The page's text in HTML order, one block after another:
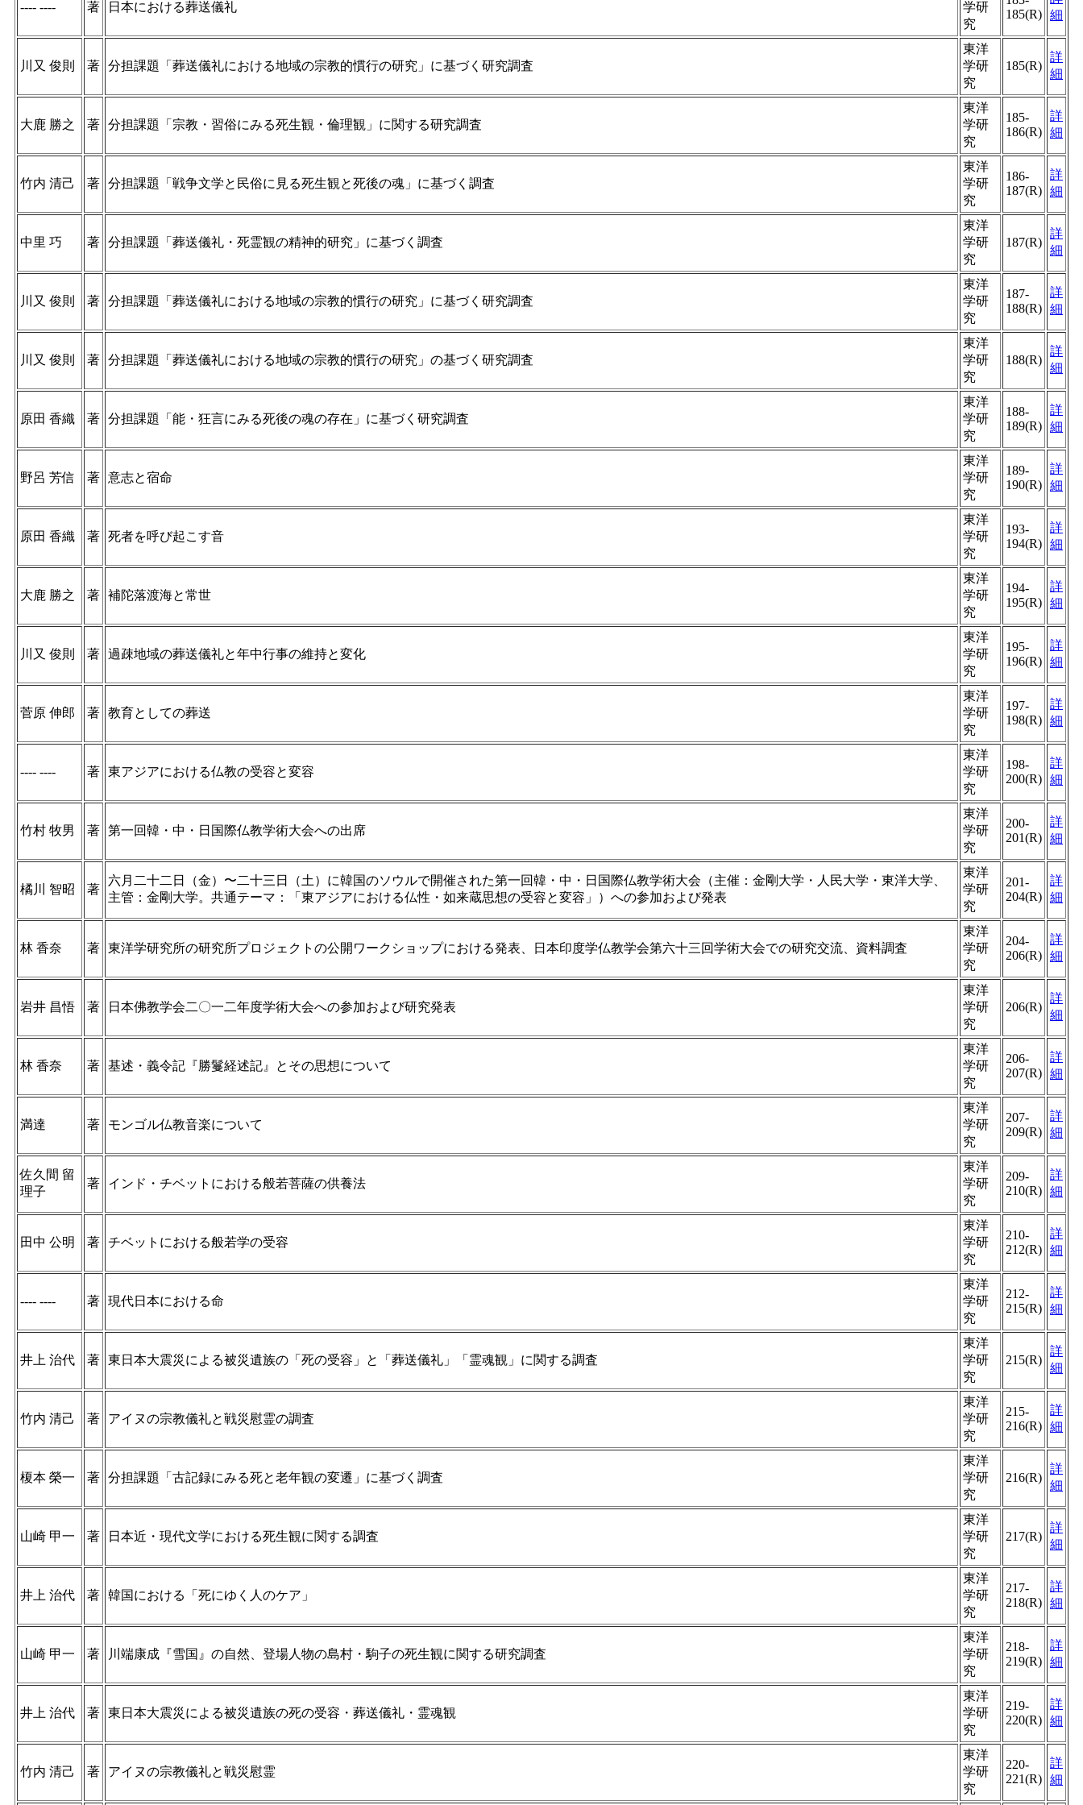
---- ---- 著 日本における葬送儀礼
学研
究
185(R) 細
川又 俊則 著 分担課題「葬送儀礼における地域の宗教的慣行の研究」に基づく研究調査
東洋
学研
究
185(R)
詳
細
大鹿 勝之 著 分担課題「宗教・習俗にみる死生観・倫理観」に関する研究調査
東洋
学研
究
185-
186(R)
詳
細
竹内 清己 著 分担課題「戦争文学と民俗に見る死生観と死後の魂」に基づく調査
東洋
学研
究
186-
187(R)
詳
細
中里 巧 著 分担課題「葬送儀礼・死霊観の精神的研究」に基づく調査
東洋
学研
究
187(R)
詳
細
川又 俊則 著 分担課題「葬送儀礼における地域の宗教的慣行の研究」に基づく研究調査
東洋
学研
究
187-
188(R)
詳
細
川又 俊則 著 分担課題「葬送儀礼における地域の宗教的慣行の研究」の基づく研究調査
東洋
学研
究
188(R)
詳
細
原田 香織 著 分担課題「能・狂言にみる死後の魂の存在」に基づく研究調査
東洋
学研
究
188-
189(R)
詳
細
野呂 芳信 著 意志と宿命
東洋
学研
究
189-
190(R)
詳
細
原田 香織 著 死者を呼び起こす音
東洋
学研
究
193-
194(R)
詳
細
大鹿 勝之 著 補陀落渡海と常世
東洋
学研
究
194-
195(R)
詳
細
川又 俊則 著 過疎地域の葬送儀礼と年中行事の維持と変化
東洋
学研
究
195-
196(R)
詳
細
菅原 伸郎 著 教育としての葬送
東洋
学研
究
197-
198(R)
詳
細
---- ---- 著 東アジアにおける仏教の受容と変容
東洋
学研
究
198-
200(R)
詳
細
竹村 牧男 著 第一回韓・中・日国際仏教学術大会への出席
東洋
学研
究
200-
201(R)
詳
細
橘川 智昭 著
六月二十二日（金）〜二十三日（土）に韓国のソウルで開催された第一回韓・中・日国際仏教学術大会（主催：金剛大学・人民大学・東洋大学、
主管：金剛大学。共通テーマ：「東アジアにおける仏性・如来蔵思想の受容と変容」）への参加および発表
東洋
学研
究
201-
204(R)
詳
細
林 香奈 著 東洋学研究所の研究所プロジェクトの公開ワークショップにおける発表、日本印度学仏教学会第六十三回学術大会での研究交流、資料調査
東洋
学研
究
204-
206(R)
詳
細
岩井 昌悟 著 日本佛教学会二〇一二年度学術大会への参加および研究発表
東洋
学研
究
206(R)
詳
細
林 香奈 著 基述・義令記『勝鬘経述記』とその思想について
東洋
学研
究
206-
207(R)
詳
細
満達 著 モンゴル仏教音楽について
東洋
学研
究
207-
209(R)
詳
細
佐久間 留
理子
著 インド・チベットにおける般若菩薩の供養法
東洋
学研
究
209-
210(R)
詳
細
田中 公明 著 チベットにおける般若学の受容
東洋
学研
究
210-
212(R)
詳
細
---- ---- 著 現代日本における命
東洋
学研
究
212-
215(R)
詳
細
井上 治代 著 東日本大震災による被災遺族の「死の受容」と「葬送儀礼」「霊魂観」に関する調査
東洋
学研
究
215(R)
詳
細
竹内 清己 著 アイヌの宗教儀礼と戦災慰霊の調査
東洋
学研
究
215-
216(R)
詳
細
榎本 榮一 著 分担課題「古記録にみる死と老年観の変遷」に基づく調査
東洋
学研
究
216(R)
詳
細
山崎 甲一 著 日本近・現代文学における死生観に関する調査
東洋
学研
究
217(R)
詳
細
井上 治代 著 韓国における「死にゆく人のケア」
東洋
学研
究
217-
218(R)
詳
細
山崎 甲一 著 川端康成『雪国』の自然、登場人物の島村・駒子の死生観に関する研究調査
東洋
学研
究
218-
219(R)
詳
細
井上 治代 著 東日本大震災による被災遺族の死の受容・葬送儀礼・霊魂観
東洋
学研
究
219-
220(R)
詳
細
竹内 清己 著 アイヌの宗教儀礼と戦災慰霊
東洋
学研
究
220-
221(R)
詳
細